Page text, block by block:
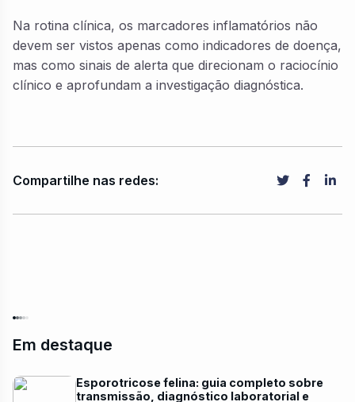
Na rotina clínica, os marcadores inflamatórios não
devem ser vistos apenas como indicadores de doença,
mas como sinais de alerta que direcionam o raciocínio
clínico e aprofundam a investigação diagnóstica.
Compartilhe nas redes:
Em destaque
Esporotricose felina: guia completo sobre
transmissão, diagnóstico laboratorial e